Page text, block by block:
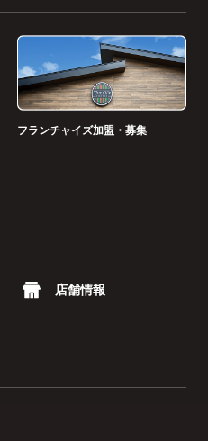
フランチャイズ加盟・募集
店舗情報